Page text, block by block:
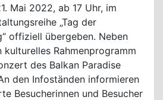
Mai 2022, ab 17 Uhr, im
„Tag der
offiziell übergeben. Neben
kulturelles Rahmenprogramm
des Balkan Paradise
den Infoständen informieren
Besucherinnen und Besucher